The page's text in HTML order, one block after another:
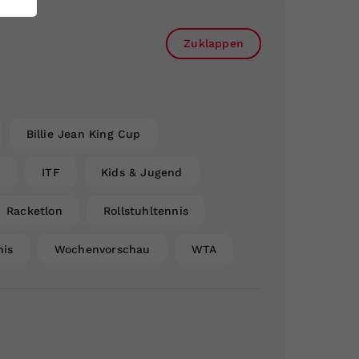
Zuklappen
Billie Jean King Cup
ITF Kids & Jugend
Racketlon Rollstuhltennis
Wochenvorschau WTA